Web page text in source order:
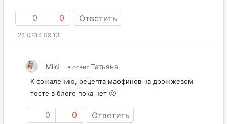
0 0 Ответить
24.07.14 09:13
Mild в ответ Татьяна
К сожалению, рецепта маффинов на дрожжевом
тесте в блоге пока нет 🙁
0 0 Ответить